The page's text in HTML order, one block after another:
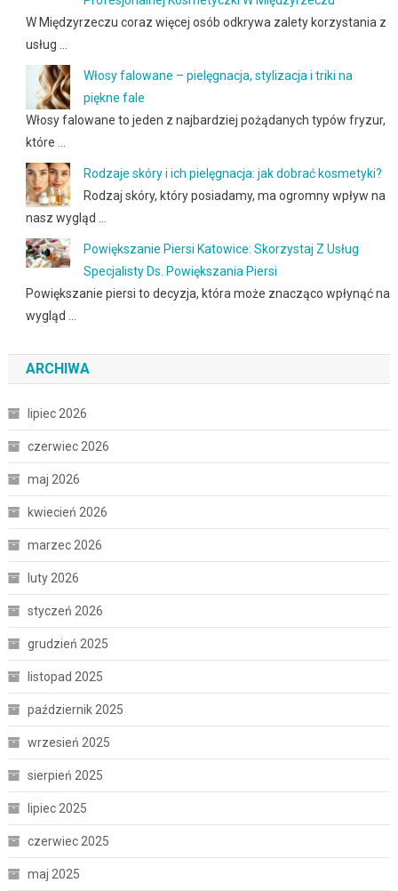
W Międzyrzeczu coraz więcej osób odkrywa zalety korzystania z
usług …
Włosy falowane – pielęgnacja, stylizacja i triki na
piękne fale
Włosy falowane to jeden z najbardziej pożądanych typów fryzur,
które …
Rodzaje skóry i ich pielęgnacja: jak dobrać kosmetyki?
Rodzaj skóry, który posiadamy, ma ogromny wpływ na
nasz wygląd …
Powiększanie Piersi Katowice: Skorzystaj Z Usług
Specjalisty Ds. Powiększania Piersi
Powiększanie piersi to decyzja, która może znacząco wpłynąć na
wygląd …
ARCHIWA
lipiec 2026
czerwiec 2026
maj 2026
kwiecień 2026
marzec 2026
luty 2026
styczeń 2026
grudzień 2025
listopad 2025
październik 2025
wrzesień 2025
sierpień 2025
lipiec 2025
czerwiec 2025
maj 2025